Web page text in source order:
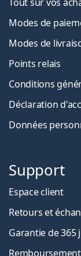
Modes de
Modes de
Points relais
Conditions
Déclaration
Données
Support
Espace client
Retours et
Garantie de 365